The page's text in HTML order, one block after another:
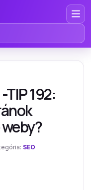
TIP 192:
SEO